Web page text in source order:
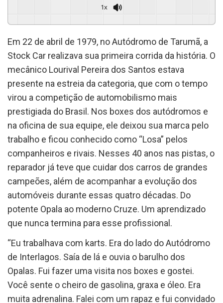
1x
GSpeech
Em 22 de abril de 1979, no Autódromo de Tarumã, a
Stock Car realizava sua primeira corrida da história. O
mecânico Lourival Pereira dos Santos estava
presente na estreia da categoria, que com o tempo
virou a competição de automobilismo mais
prestigiada do Brasil. Nos boxes dos autódromos e
na oficina de sua equipe, ele deixou sua marca pelo
trabalho e ficou conhecido como “Losa” pelos
companheiros e rivais. Nesses 40 anos nas pistas, o
reparador já teve que cuidar dos carros de grandes
campeões, além de acompanhar a evolução dos
automóveis durante essas quatro décadas. Do
potente Opala ao moderno Cruze. Um aprendizado
que nunca termina para esse profissional.
“Eu trabalhava com karts. Era do lado do Autódromo
de Interlagos. Saía de lá e ouvia o barulho dos
Opalas. Fui fazer uma visita nos boxes e gostei.
Você sente o cheiro de gasolina, graxa e óleo. Era
muita adrenalina. Falei com um rapaz e fui convidado